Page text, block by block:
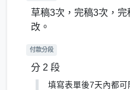
草稿3次，完稿3次，
改。
付款分段
分 2 段
填寫表單後7天內都